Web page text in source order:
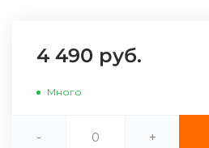
4 490 руб.
Много
- +